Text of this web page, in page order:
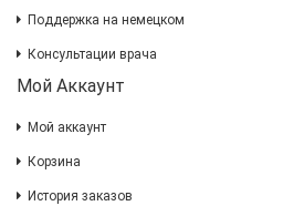
Поддержка на немецком
Консультации врача
Мой Аккаунт
Мой аккаунт
Корзина
История заказов